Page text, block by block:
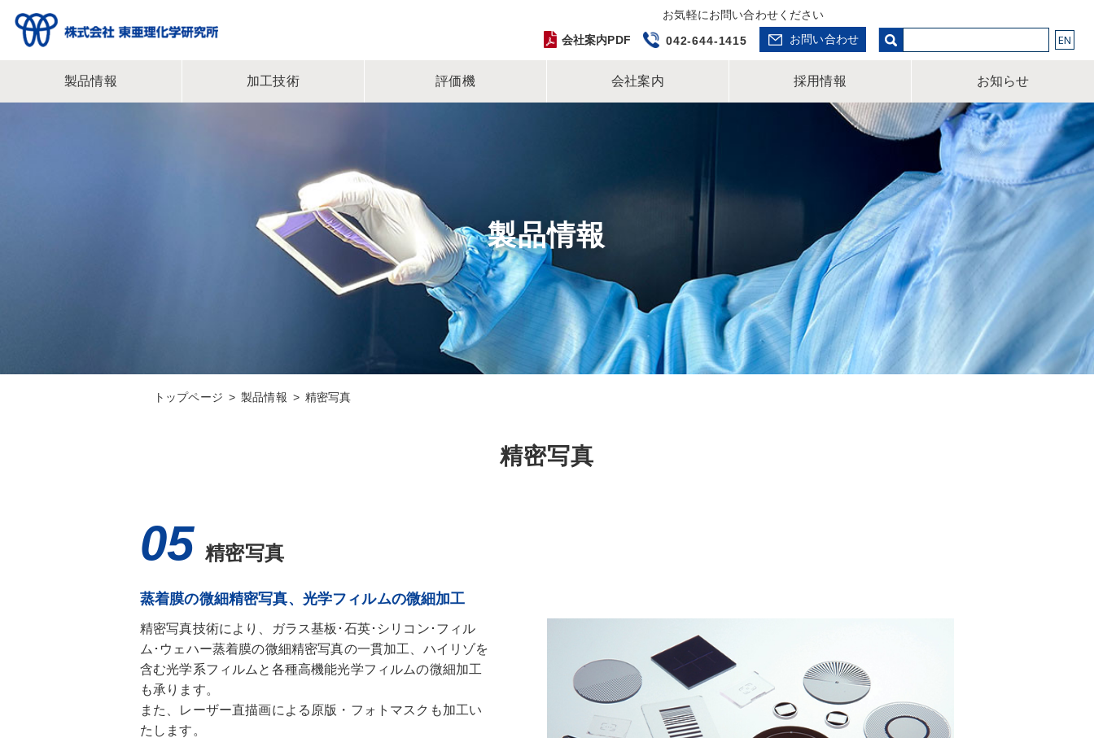
お気軽にお問い合わせください
会社案内PDF
042-644-1415 お問い合わせ EN
製品情報 加工技術 評価機 会社案内 採用情報 お知らせ
製品情報
トップページ 製品情報 精密写真
精密写真
精密写真
蒸着膜の微細精密写真、光学フィルムの微細加工
精密写真技術により、ガラス基板･石英･シリコン･フィル
ム･ウェハー蒸着膜の微細精密写真の一貫加工、ハイリゾを
含む光学系フィルムと各種高機能光学フィルムの微細加工
も承ります。
また、レーザー直描画による原版・フォトマスクも加工い
たします。